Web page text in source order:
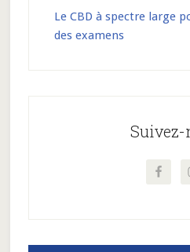
Le CBD à spectre large
des examens
Suivez-